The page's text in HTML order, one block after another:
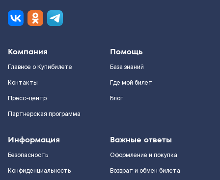
Компания
Главное о Купибилете
Контакты
Пресс-центр
Партнерская программа
Помощь
База знаний
Где мой билет
Блог
Информация
Безопасность
Конфиденциальность
Важные ответы
Оформление и покупка
Возврат и обмен билета